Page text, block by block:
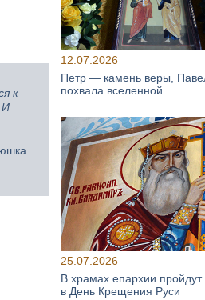
к
И
12.07.2026
Петр — камень веры,
похвала вселенной
25.07.2026
В храмах епархии
в День Крещения Руси